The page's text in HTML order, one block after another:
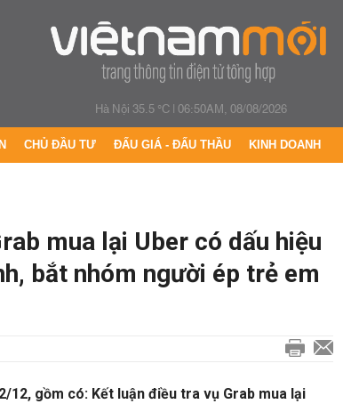
Hà Nội 35.5 °C|06:50AM, 08/08/2026
CHỦ ĐẦU TƯ ĐẤU GIÁ - ĐẤU THẦU KINH DOANH
mua lại Uber có dấu hiệu
bắt nhóm người ép trẻ em
12, gồm có: Kết luận điều tra vụ Grab mua lại